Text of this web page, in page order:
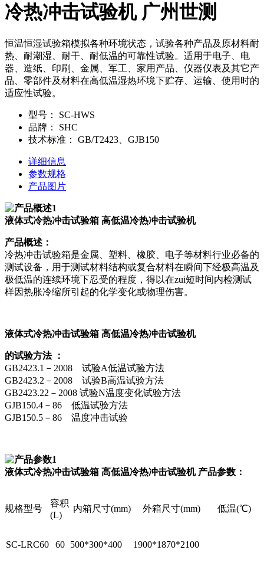
冷热冲击试验机 广州世测
恒温恒湿试验箱模拟各种环境状态，试验各种产品及原材料耐
热、耐潮湿、耐干、耐低温的可靠性试验。适用于电子、电
器、造纸、印刷、金属、军工、家用产品、仪器仪表及其它产
品、零部件及材料在高低温湿热环境下贮存、运输、使用时的
适应性试验。
型号：
SC-HWS
品牌：
SHC
技术标准：
GB/T2423、GJB150
详细信息
参数规格
产品图片
液体式冷热冲击试验箱 高低温冷热冲击试验机
产品概述：
冷热冲击试验箱是金属、塑料、橡胶、电子等材料行业必备的
测试设备，用于测试材料结构或复合材料在瞬间下经极高温及
极低温的连续环境下忍受的程度，得以在zui短时间内检测试
样因热胀冷缩所引起的化学变化或物理伤害。
液体式冷热冲击试验箱 高低温冷热冲击试验机
的试验方法 ：
GB2423.1－2008 试验A低温试验方法
GB2423.2－2008 试验B高温试验方法
GB2423.22－2008 试验N温度变化试验方法
GJB150.4－86 低温试验方法
GJB150.5－86 温度冲击试验
液体式冷热冲击试验箱 高低温冷热冲击试验机产品参数：
规格型号
容积
(L)
内箱尺寸(mm) 外箱尺寸(mm) 低温(℃)
SC-LRC60 60 500*300*400 1900*1870*2100